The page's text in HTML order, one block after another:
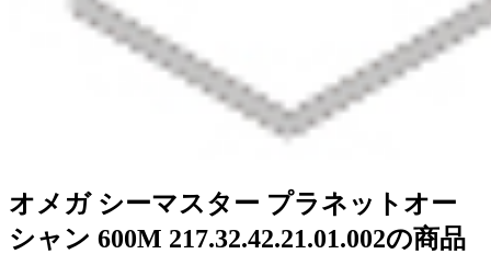
オメガ シーマスター プラネットオー
シャン 600M 217.32.42.21.01.002の商品